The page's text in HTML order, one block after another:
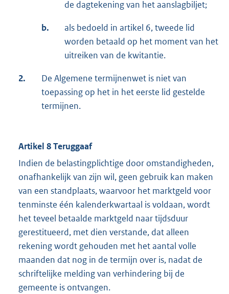
de dagtekening van het aanslagbiljet;
b.
als bedoeld in artikel 6, tweede lid
worden betaald op het moment van het
uitreiken van de kwitantie.
2.
De Algemene termijnenwet is niet van
toepassing op het in het eerste lid gestelde
termijnen.
Artikel 8 Teruggaaf
Indien de belastingplichtige door omstandigheden,
onafhankelijk van zijn wil, geen gebruik kan maken
van een standplaats, waarvoor het marktgeld voor
tenminste één kalenderkwartaal is voldaan, wordt
het teveel betaalde marktgeld naar tijdsduur
gerestitueerd, met dien verstande, dat alleen
rekening wordt gehouden met het aantal volle
maanden dat nog in de termijn over is, nadat de
schriftelijke melding van verhindering bij de
gemeente is ontvangen.